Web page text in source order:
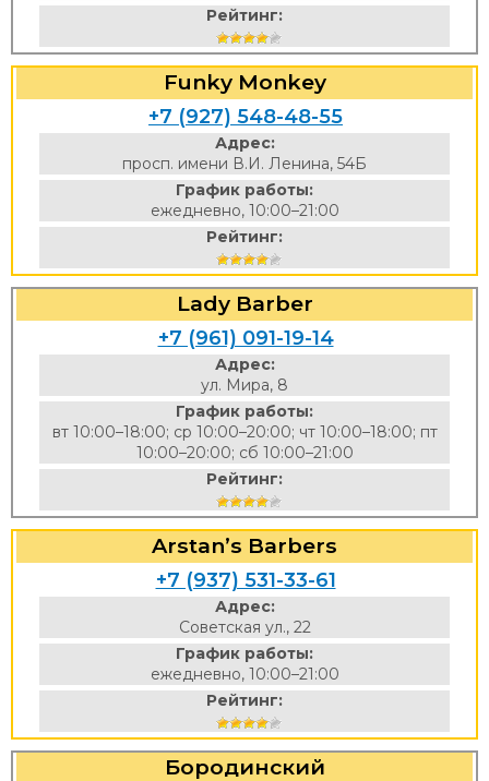
Рейтинг:
Funky Monkey
+7 (927) 548-48-55
Адрес:
просп. имени В.И. Ленина, 54Б
График работы:
ежедневно, 10:00–21:00
Рейтинг:
Lady Barber
+7 (961) 091-19-14
Адрес:
ул. Мира, 8
График работы:
вт 10:00–18:00; ср 10:00–20:00; чт 10:00–18:00; пт
10:00–20:00; сб 10:00–21:00
Рейтинг:
Arstan’s Barbers
+7 (937) 531-33-61
Адрес:
Советская ул., 22
График работы:
ежедневно, 10:00–21:00
Рейтинг:
Бородинский